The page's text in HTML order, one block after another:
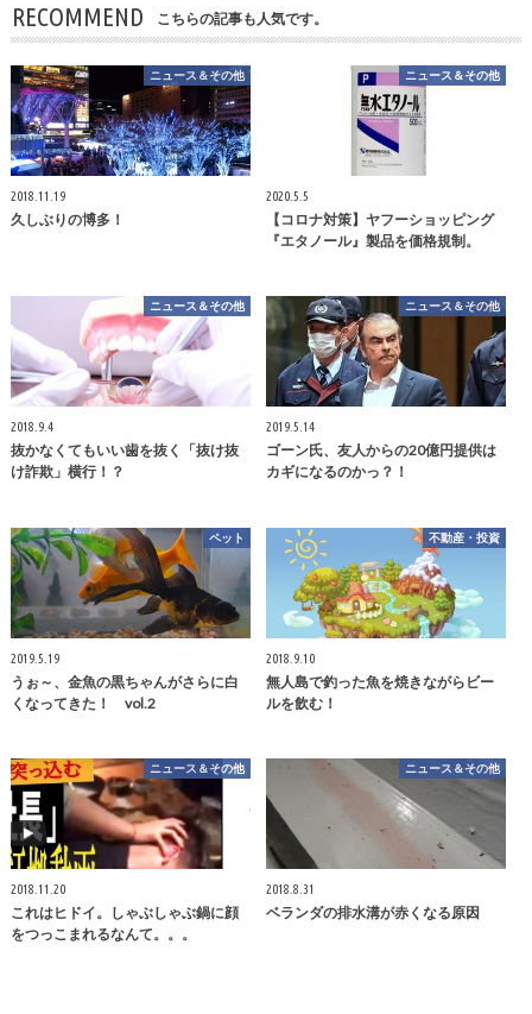
RECOMMEND こちらの記事も人気です。
ニュース＆その他
2018.11.19
久しぶりの博多！
ニュース＆その他
2020.5.5
【コロナ対策】ヤフーショッピング
『エタノール』製品を価格規制。
ニュース＆その他
2018.9.4
抜かなくてもいい歯を抜く「抜け抜
け詐欺」横行！？
ニュース＆その他
2019.5.14
ゴーン氏、友人からの20億円提供は
カギになるのかっ？！
ペット
2019.5.19
うぉ～、金魚の黒ちゃんがさらに白
くなってきた！ vol.2
不動産・投資
2018.9.10
無人島で釣った魚を焼きながらビー
ルを飲む！
ニュース＆その他
2018.11.20
これはヒドイ。しゃぶしゃぶ鍋に顔
をつっこまれるなんて。。。
ニュース＆その他
2018.8.31
ベランダの排水溝が赤くなる原因